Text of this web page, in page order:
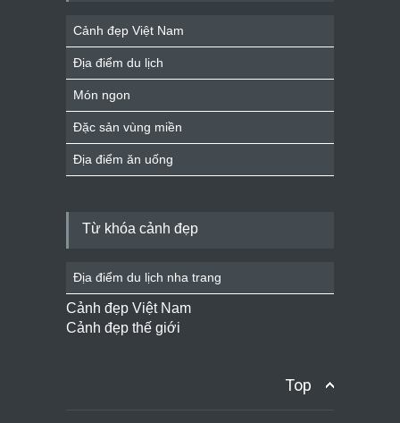
Cảnh đẹp Việt Nam
Địa điểm du lịch
Món ngon
Đặc sản vùng miền
Địa điểm ăn uống
Từ khóa cảnh đẹp
Địa điểm du lịch nha trang
Cảnh đẹp Việt Nam
Cảnh đẹp thế giới
Top